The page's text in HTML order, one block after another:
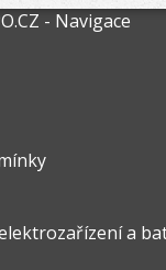
- Navigace
a
0,00
12˝ do 2˝